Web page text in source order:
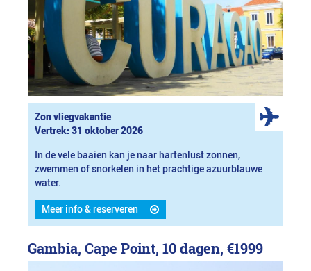
Zon vliegvakantie
Vertrek: 31 oktober 2026
In de vele baaien kan je naar hartenlust zonnen,
zwemmen of snorkelen in het prachtige azuurblauwe
water.
Meer info & reserveren
Gambia, Cape Point, 10 dagen, €1999